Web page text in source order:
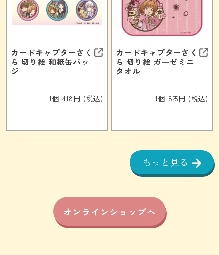
カードキャプターさく
ら 切り絵 和紙缶バッ
ジ
1個 418円 (税込)
カードキャプターさく
ら 切り絵 ガーゼミニ
タオル
1個 825円 (税込)
もっと見る
オンラインショップへ